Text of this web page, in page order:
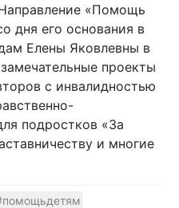
«Помощь
дня его основания в
Елены Яковлевны в
проекты
с инвалидностью
подростков «За
и многие